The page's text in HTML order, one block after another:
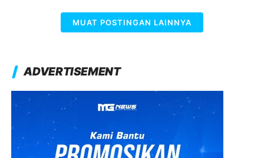
MUAT POSTINGAN LAINNYA
ADVERTISEMENT